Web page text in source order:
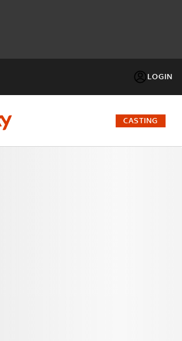
LOGIN
FACTOR
CASTING